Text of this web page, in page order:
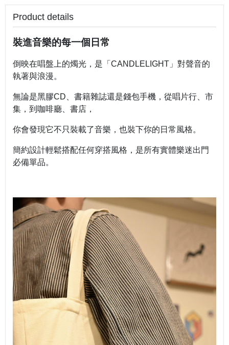
Product details
裝進音樂的每一個日常
倒映在唱盤上的燭光，是「CANDLELIGHT」對聲音的
執著與浪漫。
無論是黑膠CD、書籍雜誌還是錢包手機，從唱片行、市
集，到咖啡廳、書店，
你會發現它不只裝載了音樂，也裝下你的日常風格。
簡約設計輕鬆搭配任何穿搭風格，是所有實體樂迷出門
必備單品。